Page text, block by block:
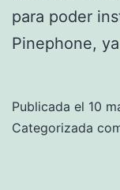
para poder
Pinephone,
Publicada el 10
Categorizada